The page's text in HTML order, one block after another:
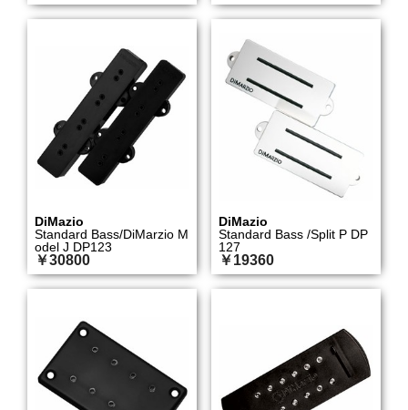
DiMazio
Standard Bass/DiMarzio M
odel J DP123
￥30800
DiMazio
Standard Bass /Split P DP
127
￥19360